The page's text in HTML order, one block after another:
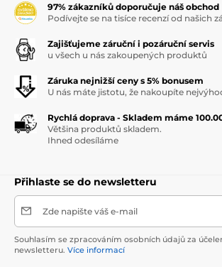
97% zákazníků doporučuje náš obchod
Podívejte se na tisíce recenzí od našich
Zajišťujeme záruční i pozáruční servis
u všech u nás zakoupených produktů
Záruka nejnižší ceny s 5% bonusem
U nás máte jistotu, že nakoupíte
Rychlá doprava - Skladem máme
Většina produktů skladem.
Ihned odesíláme
Přihlaste se do newsletteru
Zde napište váš e-mail
Souhlasím se zpracováním osobních údajů za
newsletteru. Více informací